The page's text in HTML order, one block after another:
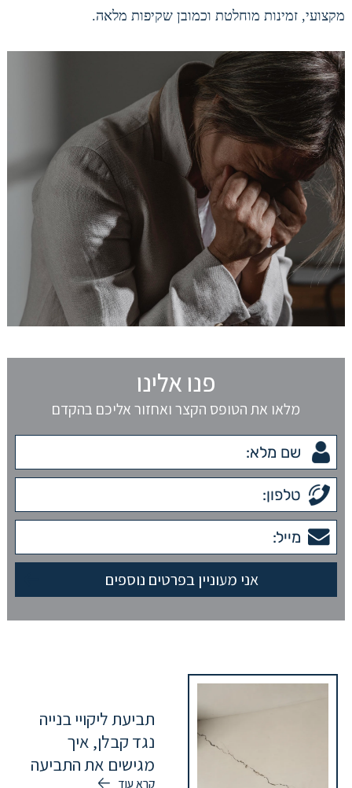
מקצועי, זמינות מוחלטת וכמובן שקיפות מלאה.
פנו אלינו
מלאו את הטופס הקצר ואחזור אליכם בהקדם
תביעת ליקויי בנייה
נגד קבלן, איך
מגישים את התביעה
קרא עוד